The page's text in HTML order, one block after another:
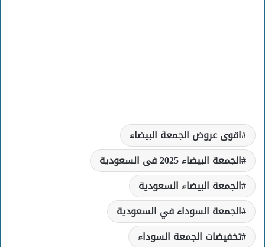
اقوى عروض الجمعة البيضاء
الجمعة البيضاء 2025 فى السعودية
الجمعة البيضاء السعودية
الجمعة السوداء في السعودية
تخفيضات الجمعة السوداء